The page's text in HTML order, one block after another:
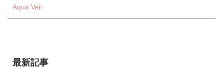
Aqua Veil
最新記事